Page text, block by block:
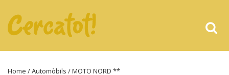
Home /Automòbils / MOTO NORD **